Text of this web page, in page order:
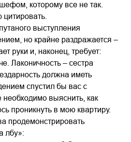
которому все не так.
выступления
но крайне раздражается –
руки и, наконец, требует:
Лаконичность – сестра
должна иметь
спустил бы вас с
необходимо выяснить, как
проникнуть в мою квартиру.
продемонстрировать
лбу»: